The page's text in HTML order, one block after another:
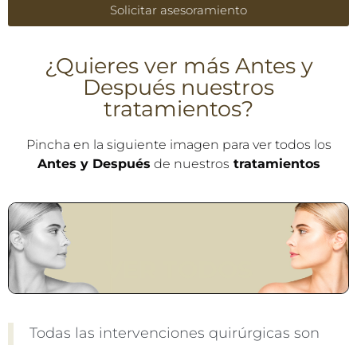
Solicitar asesoramiento
¿Quieres ver más Antes y
Después nuestros
tratamientos?
Pincha en la siguiente imagen para ver todos los
Antes y Después de nuestros tratamientos
Todas las intervenciones quirúrgicas son